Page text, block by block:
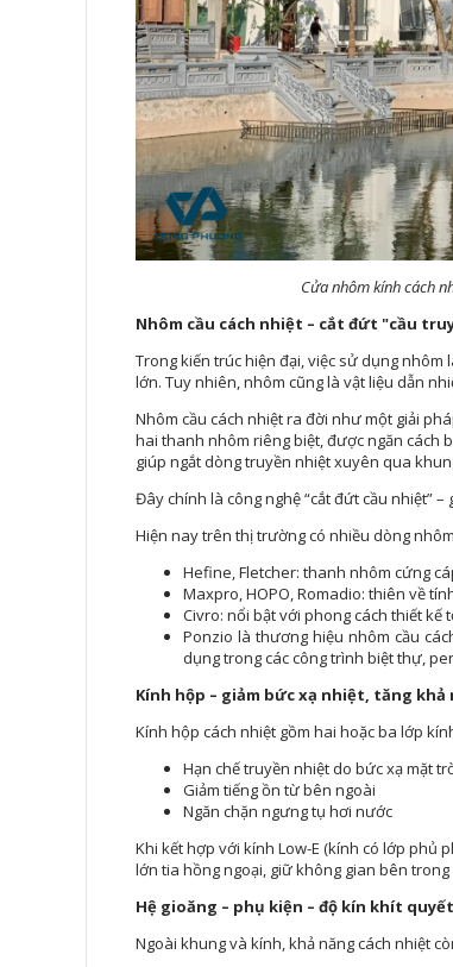
Cửa nhôm kính cách
Nhôm cầu cách nhiệt – cắt đứt "cầu
Trong kiến trúc hiện đại, việc sử dụng
lớn. Tuy nhiên, nhôm cũng là vật liệu dẫn
Nhôm cầu cách nhiệt ra đời như một giải
hai thanh nhôm riêng biệt, được ngăn cách
giúp ngắt dòng truyền nhiệt xuyên qua
Đây chính là công nghệ “cắt đứt cầu nhiệt”
Hiện nay trên thị trường có nhiều dòng
Hefine, Fletcher: thanh nhôm cứng
Maxpro, HOPO, Romadio: thiên về
Civro: nổi bật với phong cách thiết
Ponzio là thương hiệu nhôm cầu
dụng trong các công trình biệt thự,
Kính hộp – giảm bức xạ nhiệt, tăng khả
Kính hộp cách nhiệt gồm hai hoặc ba lớp
Hạn chế truyền nhiệt do bức xạ mặt
Giảm tiếng ồn từ bên ngoài
Ngăn chặn ngưng tụ hơi nước
Khi kết hợp với kính Low-E (kính có lớp phủ
lớn tia hồng ngoại, giữ không gian bên trong
Hệ gioăng – phụ kiện – độ kín khít
Ngoài khung và kính, khả năng cách nhiệt